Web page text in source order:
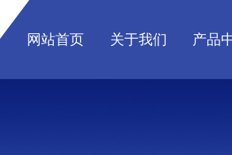
网站首页 关于我们 产品